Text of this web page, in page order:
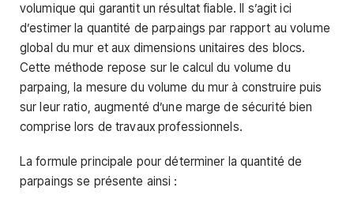
volumique qui garantit un résultat fiable. Il s’agit ici
d’estimer la quantité de parpaings par rapport au volume
global du mur et aux dimensions unitaires des blocs.
Cette méthode repose sur le calcul du volume du
parpaing, la mesure du volume du mur à construire puis
sur leur ratio, augmenté d’une marge de sécurité bien
comprise lors de travaux professionnels.
La formule principale pour déterminer la quantité de
parpaings se présente ainsi :